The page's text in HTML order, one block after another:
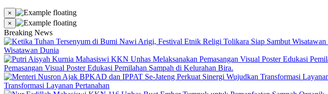
×
×
Breaking News
Wisatawan Dunia
Pemasangan Visual Poster Edukasi Pemilahan Sampah di Kelurahan Bira.
Transformasi Layanan Pertanahan